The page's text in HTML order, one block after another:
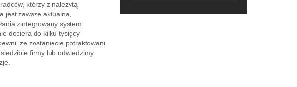
którzy z należytą
jest zawsze aktualna,
zintegrowany system
dociera do kilku tysięcy
że zostaniecie potraktowani
firmy lub odwiedzimy